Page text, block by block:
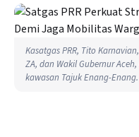
Kasatgas PRR, Tito
ZA, dan Wakil Gubernur
kawasan Tajuk Enang-